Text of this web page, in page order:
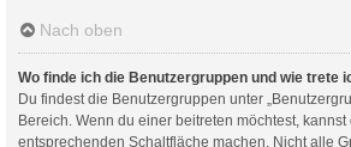
Nach oben
Wo finde ich die Benutzergruppen und wie trete
Du findest die Benutzergruppen unter
Bereich. Wenn du einer beitreten möchtest,
entsprechenden Schaltfläche machen. Nicht alle